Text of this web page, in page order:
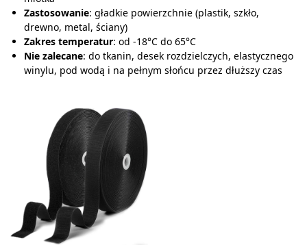
Zastosowanie: gładkie powierzchnie (plastik, szkło,
drewno, metal, ściany)
Zakres temperatur: od -18°C do 65°C
Nie zalecane: do tkanin, desek rozdzielczych, elastycznego
winylu, pod wodą i na pełnym słońcu przez dłuższy czas